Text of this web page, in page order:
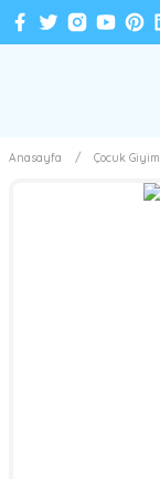
Anasayfa Çocuk Giyim